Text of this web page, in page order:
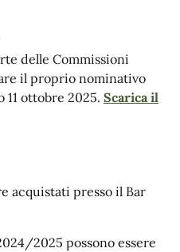
delle Commissioni
il proprio nominativo
11 ottobre 2025. Scarica il
acquistati presso il Bar
2025 possono essere